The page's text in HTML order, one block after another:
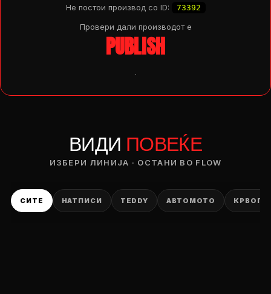
Не постои производ со ID: 73392
Провери дали производот e
PUBLISH
.
ВИДИ ПОВЕЌЕ
ИЗБЕРИ ЛИНИЈА · ОСТАНИ ВО FLOW
СИТЕ НАТПИСИ TEDDY АВТОМОТО